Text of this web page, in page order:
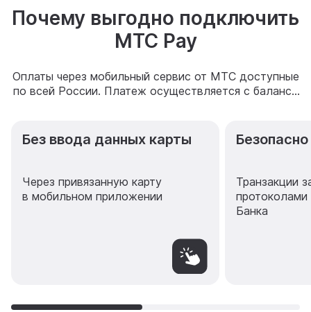
Почему выгодно подключить
МТС Pay
Оплаты через мобильный сервис от МТС доступные
по всей России. Платеж осуществляется с баланса
Без ввода данных карты
Через привязанную карту
в мобильном приложении
Безопасно
Транзакции
Банка